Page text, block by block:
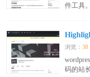
件工具
浏览：38
码的站